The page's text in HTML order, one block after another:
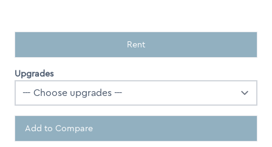
Rent
Upgrades
Add to Compare